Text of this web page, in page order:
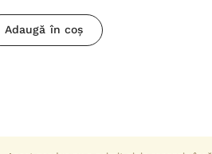
este răbdătoare
Adaugă în coș